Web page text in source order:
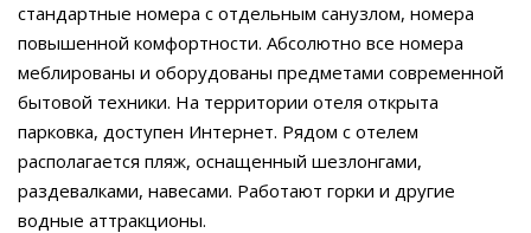
стандартные номера с отдельным санузлом, номера
повышенной комфортности. Абсолютно все номера
меблированы и оборудованы предметами современной
бытовой техники. На территории отеля открыта
парковка, доступен Интернет. Рядом с отелем
располагается пляж, оснащенный шезлонгами,
раздевалками, навесами. Работают горки и другие
водные аттракционы.